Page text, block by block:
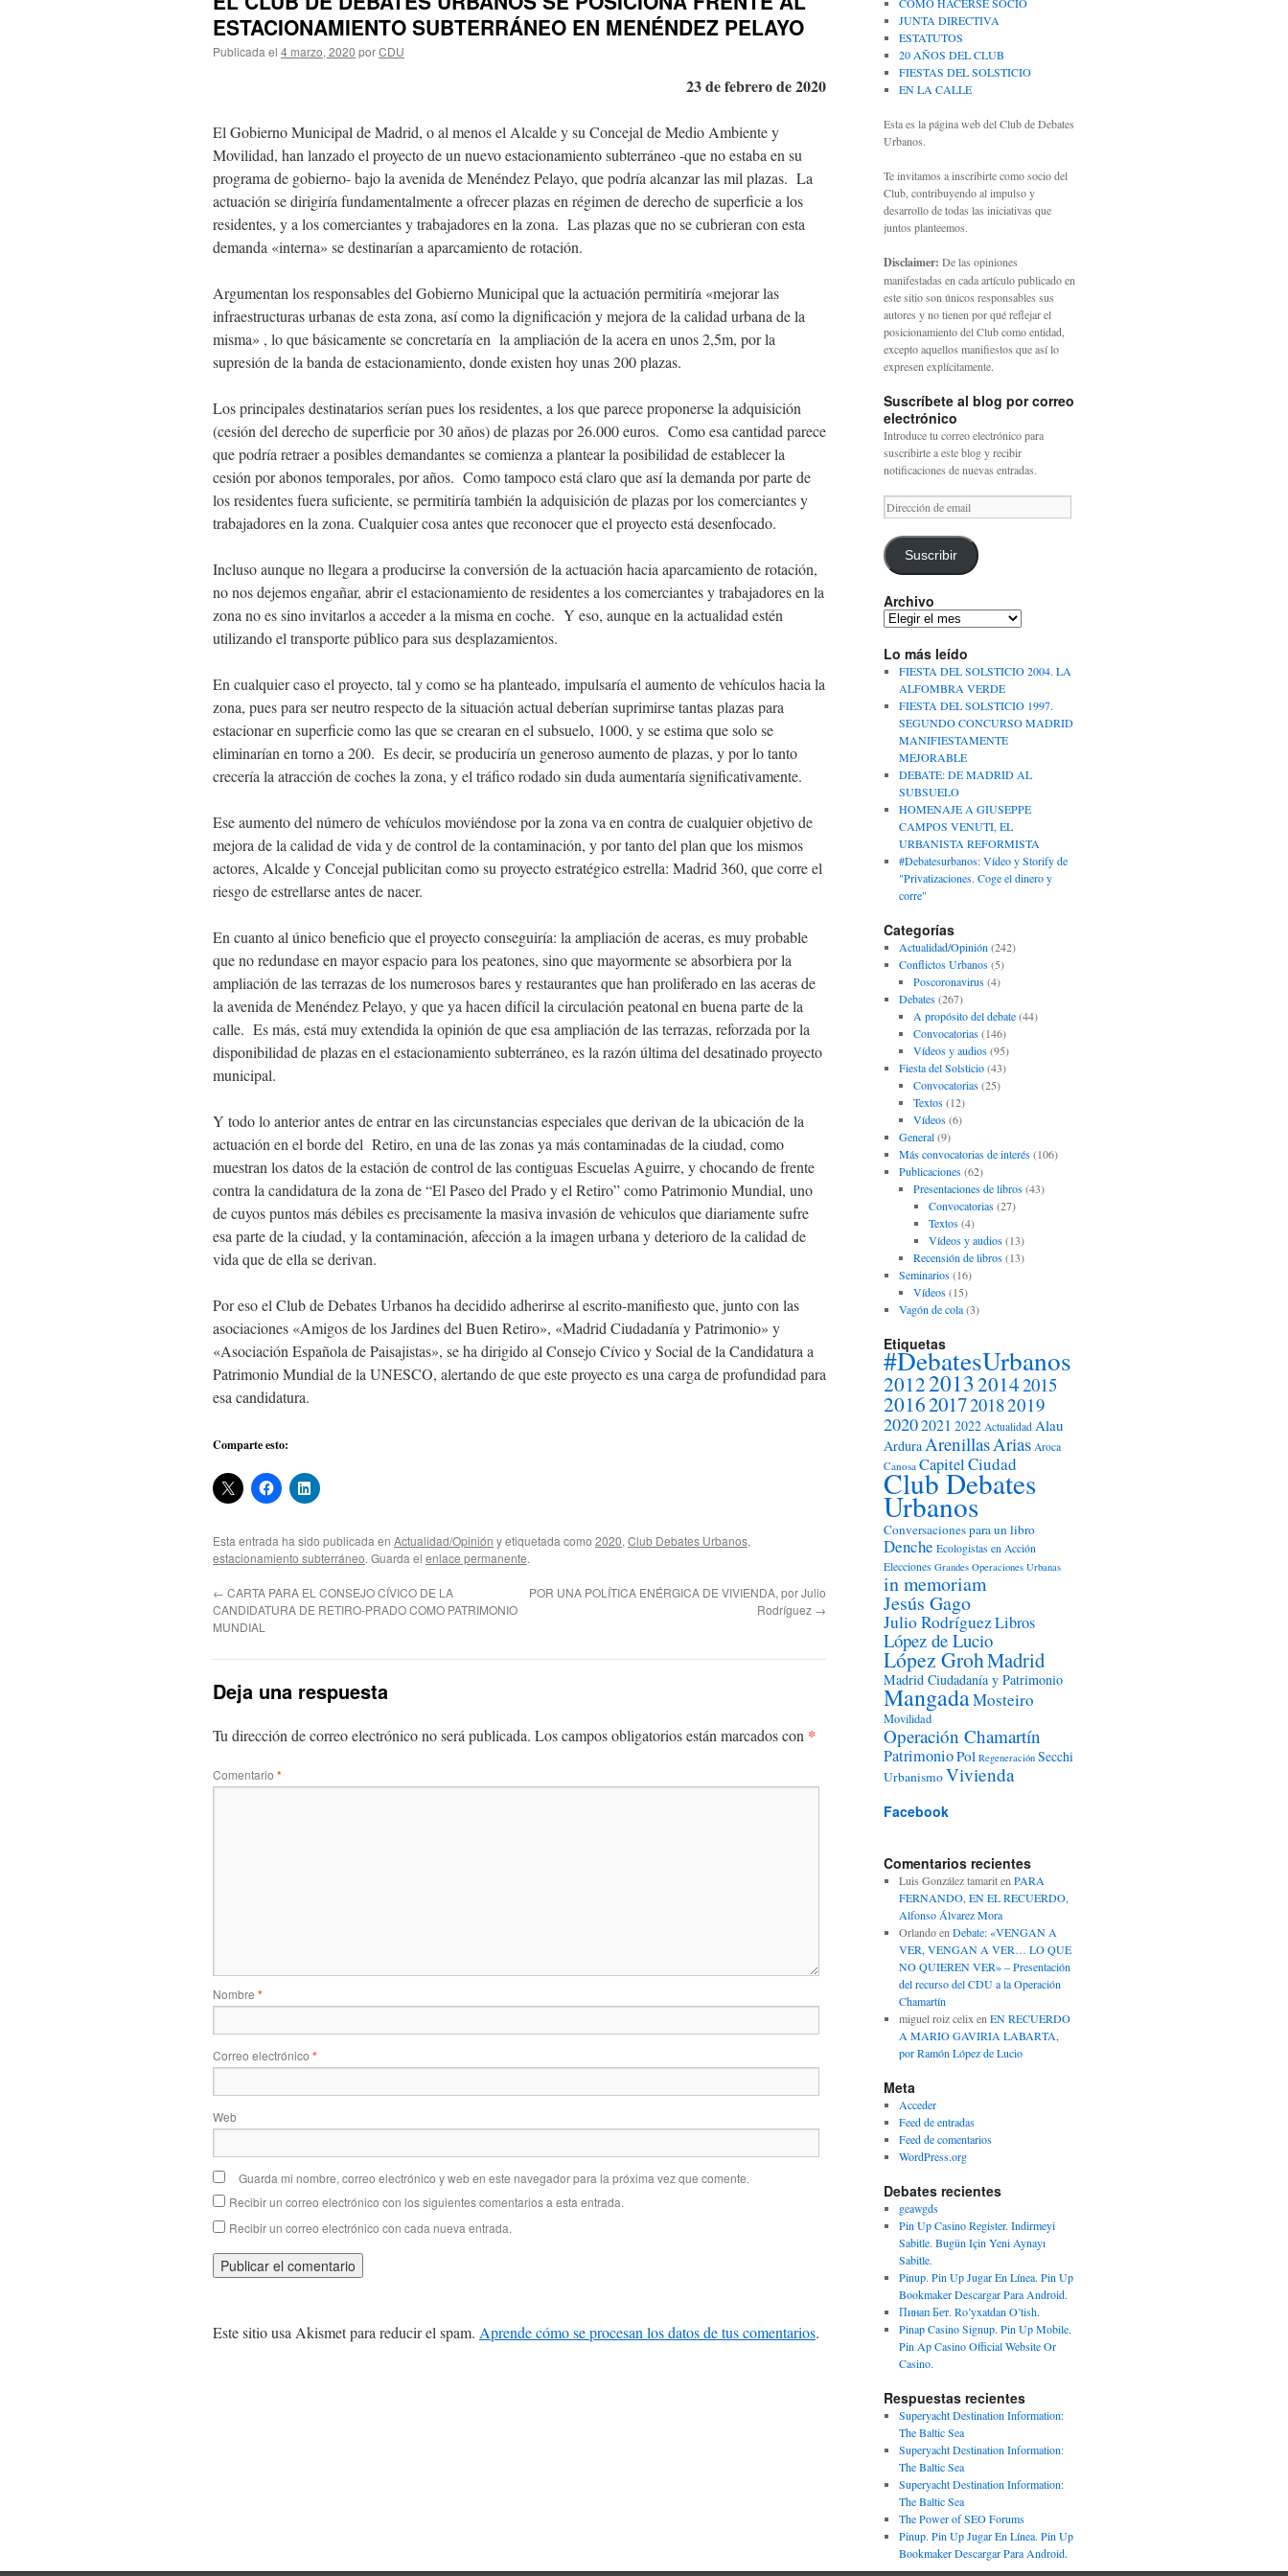
ESTACIONAMIENTO SUBTERRÁNEO EN MENÉNDEZ PELAYO
Publicada el 4 marzo, 2020 porCDU
23 de febrero de 2020
El Gobierno Municipal de Madrid, o al menos el Alcalde y su Concejal de Medio Ambiente y
Movilidad, han lanzado el proyecto de un nuevo estacionamiento subterráneo -que no estaba en su
programa de gobierno- bajo la avenida de Menéndez Pelayo, que podría alcanzar las mil plazas. La
actuación se dirigiría fundamentalmente a ofrecer plazas en régimen de derecho de superficie a los
residentes, y a los comerciantes y trabajadores en la zona. Las plazas que no se cubrieran con esta
demanda «interna» se destinarían a aparcamiento de rotación.
Argumentan los responsables del Gobierno Municipal que la actuación permitiría «mejorar las
infraestructuras urbanas de esta zona, así como la dignificación y mejora de la calidad urbana de la
misma» , lo que básicamente se concretaría en la ampliación de la acera en unos 2,5m, por la
supresión de la banda de estacionamiento, donde existen hoy unas 200 plazas.
Los principales destinatarios serían pues los residentes, a los que parece proponerse la adquisición
(cesión del derecho de superficie por 30 años) de plazas por 26.000 euros. Como esa cantidad parece
que podría retraer a posibles demandantes se comienza a plantear la posibilidad de establecer la
cesión por abonos temporales, por años. Como tampoco está claro que así la demanda por parte de
los residentes fuera suficiente, se permitiría también la adquisición de plazas por los comerciantes y
trabajadores en la zona. Cualquier cosa antes que reconocer que el proyecto está desenfocado.
Incluso aunque no llegara a producirse la conversión de la actuación hacia aparcamiento de rotación,
no nos dejemos engañar, abrir el estacionamiento de residentes a los comerciantes y trabajadores en la
zona no es sino invitarlos a acceder a la misma en coche. Y eso, aunque en la actualidad estén
utilizando el transporte público para sus desplazamientos.
En cualquier caso el proyecto, tal y como se ha planteado, impulsaría el aumento de vehículos hacia la
zona, pues para ser neutro respecto de la situación actual deberían suprimirse tantas plazas para
estacionar en superficie como las que se crearan en el subsuelo, 1000, y se estima que solo se
eliminarían en torno a 200. Es decir, se produciría un generoso aumento de plazas, y por lo tanto
crecería la atracción de coches la zona, y el tráfico rodado sin duda aumentaría significativamente.
Ese aumento del número de vehículos moviéndose por la zona va en contra de cualquier objetivo de
mejora de la calidad de vida y de control de la contaminación, y por tanto del plan que los mismos
actores, Alcalde y Concejal publicitan como su proyecto estratégico estrella: Madrid 360, que corre el
riesgo de estrellarse antes de nacer.
En cuanto al único beneficio que el proyecto conseguiría: la ampliación de aceras, es muy probable
que no redundase en mayor espacio para los peatones, sino que mayormente se absorbiera por la
ampliación de las terrazas de los numerosos bares y restaurantes que han proliferado en las aceras de
la avenida de Menéndez Pelayo, y que ya hacen difícil la circulación peatonal en buena parte de la
calle. Es más, está muy extendida la opinión de que esa ampliación de las terrazas, reforzada por la
disponibilidad de plazas en el estacionamiento subterráneo, es la razón última del desatinado proyecto
municipal.
Y todo lo anterior antes de entrar en las circunstancias especiales que derivan de la ubicación de la
actuación en el borde del Retiro, en una de las zonas ya más contaminadas de la ciudad, como
muestran los datos de la estación de control de las contiguas Escuelas Aguirre, y chocando de frente
contra la candidatura de la zona de “El Paseo del Prado y el Retiro” como Patrimonio Mundial, uno
de cuyos puntos más débiles es precisamente la masiva invasión de vehiculos que diariamente sufre
esa parte de la ciudad, y la contaminación, afección a la imagen urbana y deterioro de la calidad de
vida que de ella se derivan.
Por eso el Club de Debates Urbanos ha decidido adherirse al escrito-manifiesto que, junto con las
asociaciones «Amigos de los Jardines del Buen Retiro», «Madrid Ciudadanía y Patrimonio» y
«Asociación Española de Paisajistas», se ha dirigido al Consejo Cívico y Social de la Candidatura a
Patrimonio Mundial de la UNESCO, alertando de que este proyecto es una carga de profundidad para
esa candidatura.
Comparte esto:
Esta entrada ha sido publicada en Actualidad/Opinión y etiquetada como 2020, Club Debates Urbanos,
estacionamiento subterráneo. Guarda el enlace permanente.
← CARTA PARA EL CONSEJO CÍVICO DE LA
CANDIDATURA DE RETIRO-PRADO COMO PATRIMONIO
MUNDIAL
POR UNA POLÍTICA ENÉRGICA DE VIVIENDA, por Julio
Rodríguez →
Deja una respuesta
Tu dirección de correo electrónico no será publicada. Los campos obligatorios están marcados con *
Comentario *
Nombre *
Correo electrónico *
Web
Guarda mi nombre, correo electrónico y web en este navegador para la próxima vez que comente.
Recibir un correo electrónico con los siguientes comentarios a esta entrada.
Recibir un correo electrónico con cada nueva entrada.
Este sitio usa Akismet para reducir el spam. Aprende cómo se procesan los datos de tus comentarios.
JUNTA DIRECTIVA
ESTATUTOS
20 AÑOS DEL CLUB
FIESTAS DEL SOLSTICIO
EN LA CALLE
Esta es la página web del Club de Debates
Urbanos.
Te invitamos a inscribirte como socio del
Club, contribuyendo al impulso y
desarrollo de todas las iniciativas que
juntos planteemos.
Disclaimer: De las opiniones
manifestadas en cada artículo publicado en
este sitio son únicos responsables sus
autores y no tienen por qué reflejar el
posicionamiento del Club como entidad,
excepto aquellos manifiestos que así lo
expresen explícitamente.
Suscríbete al blog por correo
electrónico
Introduce tu correo electrónico para
suscribirte a este blog y recibir
notificaciones de nuevas entradas.
Dirección
de
email
Suscribir
Archivo
Archivo
Lo más leído
FIESTA DEL SOLSTICIO 2004. LA
ALFOMBRA VERDE
FIESTA DEL SOLSTICIO 1997.
SEGUNDO CONCURSO MADRID
MANIFIESTAMENTE
MEJORABLE
DEBATE: DE MADRID AL
SUBSUELO
HOMENAJE A GIUSEPPE
CAMPOS VENUTI, EL
URBANISTA REFORMISTA
#Debatesurbanos: Vídeo y Storify de
"Privatizaciones. Coge el dinero y
corre"
Categorías
Actualidad/Opinión (242)
Conflictos Urbanos(5)
Poscoronavirus(4)
Debates(267)
A propósito del debate(44)
Convocatorias(146)
Vídeos y audios(95)
Fiesta del Solsticio(43)
Convocatorias(25)
Textos(12)
Vídeos(6)
General(9)
Más convocatorias de interés(106)
Publicaciones(62)
Presentaciones de libros(43)
Convocatorias(27)
Textos(4)
Vídeos y audios(13)
Recensión de libros(13)
Seminarios(16)
Vídeos(15)
Vagón de cola(3)
Etiquetas
#DebatesUrbanos
2012201320142015
2016201720182019
20202021 2022 Actualidad Alau
ArduraArenillasArias Aroca
Canosa CapitelCiudad
Club Debates
Urbanos
Conversaciones para un libro
Denche Ecologistas en Acción
Elecciones Grandes Operaciones Urbanas
in memoriam
Jesús Gago
Julio RodríguezLibros
López de Lucio
López GrohMadrid
Madrid Ciudadanía y Patrimonio
MangadaMosteiro
Movilidad
Operación Chamartín
PatrimonioPol Regeneración Secchi
UrbanismoVivienda
Facebook
Comentarios recientes
Luis González tamariten PARA
FERNANDO, EN EL RECUERDO,
Alfonso Álvarez Mora
Orlandoen Debate: «VENGAN A
VER, VENGAN A VER… LO QUE
NO QUIEREN VER» – Presentación
del recurso del CDU a la Operación
Chamartín
miguel roiz celix en EN RECUERDO
A MARIO GAVIRIA LABARTA,
por Ramón López de Lucio
Meta
Acceder
Feed de entradas
Feed de comentarios
WordPress.org
Debates recientes
geawgds
Pin Up Casino Register. Indirmeyi
Sabitle. Bugün Için Yeni Aynayı
Sabitle.
Pinup. Pin Up Jugar En Línea. Pin Up
Bookmaker Descargar Para Android.
Пинап Бет. Ro’yxatdan O’tish.
Pinap Casino Signup. Pin Up Mobile.
Pin Ap Casino Official Website Or
Casino.
Respuestas recientes
Superyacht Destination Information:
The Baltic Sea
Superyacht Destination Information:
The Baltic Sea
Superyacht Destination Information:
The Baltic Sea
The Power of SEO Forums
Pinup. Pin Up Jugar En Línea. Pin Up
Bookmaker Descargar Para Android.